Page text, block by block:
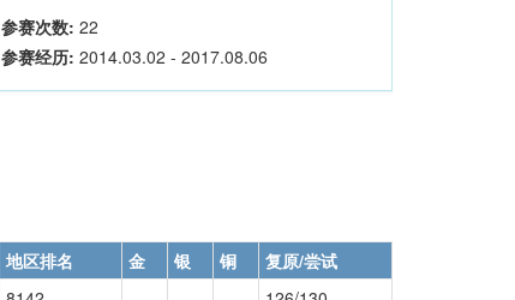
参赛次数: 22
参赛经历: 2014.03.02 - 2017.08.06
地区排名 金 银 铜
复原/尝试